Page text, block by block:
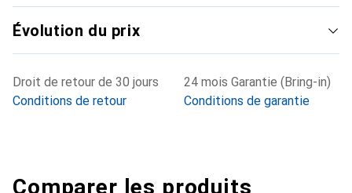
Évolution du prix
Droit de retour de 30 jours
Conditions de retour
24 mois Garantie (Bring-in)
Conditions de garantie
Comparer les produits